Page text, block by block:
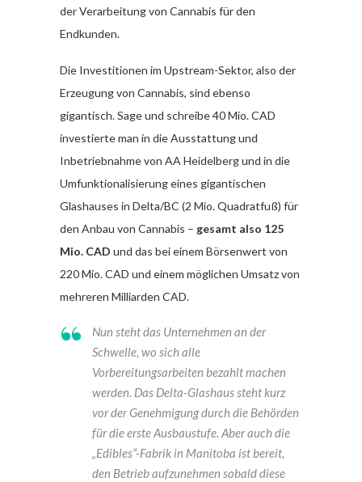
der Verarbeitung von Cannabis für den
Endkunden.
Die Investitionen im Upstream-Sektor, also der
Erzeugung von Cannabis, sind ebenso
gigantisch. Sage und schreibe 40 Mio. CAD
investierte man in die Ausstattung und
Inbetriebnahme von AA Heidelberg und in die
Umfunktionalisierung eines gigantischen
Glashauses in Delta/BC (2 Mio. Quadratfuß) für
den Anbau von Cannabis – gesamt also 125
Mio. CAD und das bei einem Börsenwert von
220 Mio. CAD und einem möglichen Umsatz von
mehreren Milliarden CAD.
Nun steht das Unternehmen an der
Schwelle, wo sich alle
Vorbereitungsarbeiten bezahlt machen
werden. Das Delta-Glashaus steht kurz
vor der Genehmigung durch die Behörden
für die erste Ausbaustufe. Aber auch die
„Edibles“-Fabrik in Manitoba ist bereit,
den Betrieb aufzunehmen sobald diese